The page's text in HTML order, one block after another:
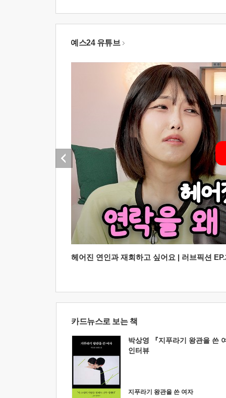
예스24 유튜브
헤어진 연인과 재회하고 싶어요 | 러브픽션
카드뉴스로 보는 책
박상영 『지푸라기 왕관을 쓴
인터뷰
지푸라기 왕관을 쓴 여자